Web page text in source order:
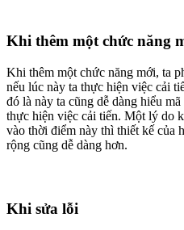
Khi thêm một chức năng
Khi thêm một chức năng mới, ta
nếu lúc này ta thực hiện việc cải
đó là này ta cũng dễ dàng hiểu
thực hiện việc cải tiến. Một lý do
vào thời điểm này thì thiết kế của
rộng cũng dễ dàng hơn.
Khi sửa lỗi